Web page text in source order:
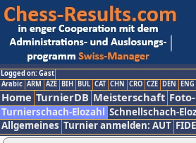
Logged on: Gast
Arabic ARM AZE BIH BUL CAT CHN CRO CZE DEN ENG
Home TurnierDB Meisterschaft
Turnierschach-Elozahl Schnellschach-
Allgemeines Turnier anmelden: AUT FIDE